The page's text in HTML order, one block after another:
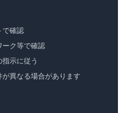
で確認
ーク等で確認
示に従う
異なる場合があります